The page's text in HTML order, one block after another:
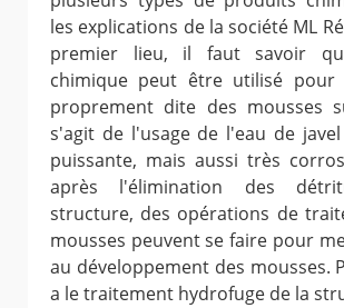
les explications de la société ML
premier lieu, il faut savoir
chimique peut être utilisé pour
proprement dite des mousses
s'agit de l'usage de l'eau de
puissante, mais aussi très
après l'élimination des
structure, des opérations de
mousses peuvent se faire pour
au développement des mousses.
a le traitement hydrofuge de la